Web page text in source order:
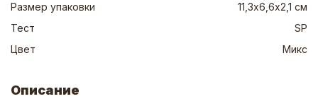
Размер упаковки
11,3х6,6х2,1 см
Тест
SP
Цвет
Микс
Описание